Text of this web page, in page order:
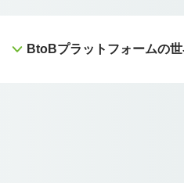
BtoBプラットフォームの